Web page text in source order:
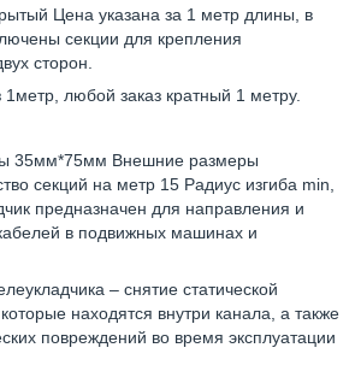
Цена указана за 1 метр длины, в
секции для крепления
сторон.
любой заказ кратный 1 метру.
35мм*75мм Внешние размеры
секций на метр 15 Радиус изгиба min,
предназначен для направления и
в подвижных машинах и
– снятие статической
находятся внутри канала, а также
повреждений во время эксплуатации